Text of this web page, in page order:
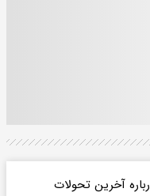
آخرین تحولات